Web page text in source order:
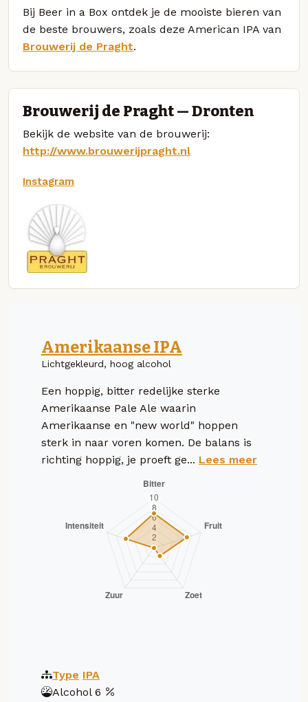
Bij Beer in a Box ontdek je de mooiste bieren van
de beste brouwers, zoals deze American IPA van
Brouwerij de Praght.
Brouwerij de Praght — Dronten
Bekijk de website van de brouwerij:
http://www.brouwerijpraght.nl
Instagram
Amerikaanse IPA
Lichtgekleurd, hoog alcohol
Een hoppig, bitter redelijke sterke
Amerikaanse Pale Ale waarin
Amerikaanse en "new world" hoppen
sterk in naar voren komen. De balans is
richting hoppig, je proeft ge... Lees meer
Type IPA
Alcohol 6